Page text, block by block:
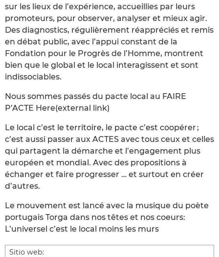
sur les lieux de l’expérience, accueillies par leurs
promoteurs, pour observer, analyser et mieux agir.
Des diagnostics, régulièrement réappréciés et remis
en débat public, avec l’appui constant de la
Fondation pour le Progrès de l’Homme, montrent
bien que le global et le local interagissent et sont
indissociables.
Nous sommes passés du pacte local au FAIRE
P’ACTE Here(external link)
Le local c’est le territoire, le pacte c’est coopérer ;
c’est aussi passer aux ACTES avec tous ceux et celles
qui partagent la démarche et l’engagement plus
européen et mondial. Avec des propositions à
échanger et faire progresser … et surtout en créer
d’autres.
Le mouvement est lancé avec la musique du poète
portugais Torga dans nos têtes et nos coeurs:
L’universel c’est le local moins les murs
Sitio web: